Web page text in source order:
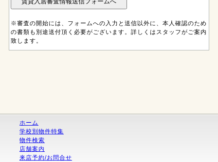
※審査の開始には、フォームへの入力と送信以外に、本人確認のため
の書類も別途送付頂く必要がございます。詳しくはスタッフがご案内
致します。
ホーム
学校別物件特集
物件検索
店舗案内
来店予約/お問合せ